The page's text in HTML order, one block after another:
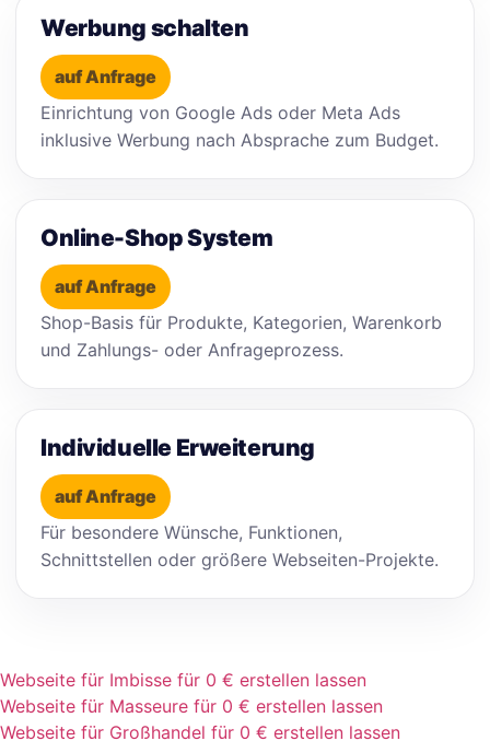
Werbung schalten
auf Anfrage
Einrichtung von Google Ads oder Meta Ads
inklusive Werbung nach Absprache zum Budget.
Online-Shop System
auf Anfrage
Shop-Basis für Produkte, Kategorien, Warenkorb
und Zahlungs- oder Anfrageprozess.
Individuelle Erweiterung
auf Anfrage
Für besondere Wünsche, Funktionen,
Schnittstellen oder größere Webseiten-Projekte.
Webseite für Imbisse für 0 € erstellen lassen
Webseite für Masseure für 0 € erstellen lassen
Webseite für Großhandel für 0 € erstellen lassen